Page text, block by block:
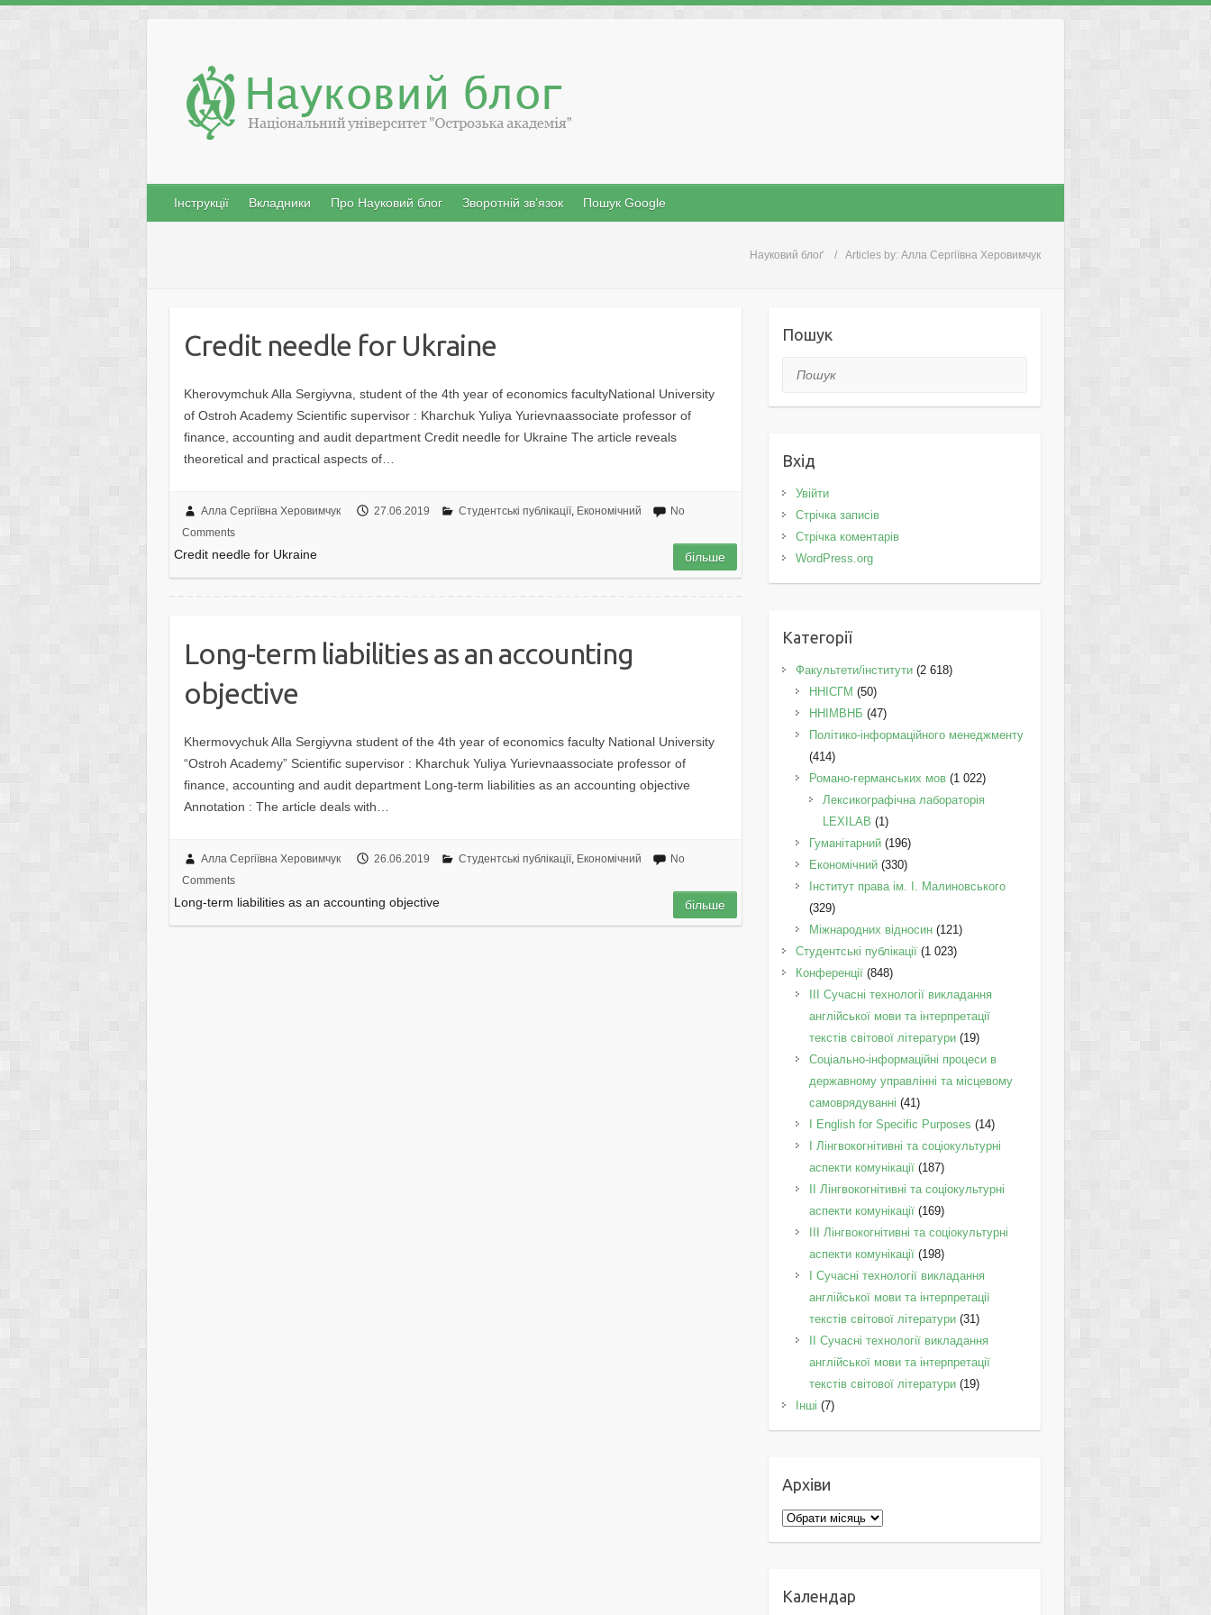
content
Інструкції Вкладники Про Науковий блог Зворотній зв’язок Пошук Google
Науковий блоґ Articles by: Алла Сергіївна Херовимчук
Credit needle for Ukraine
Kherovymchuk Alla Sergiyvna, student of the 4th year of economics facultyNational University
of Ostroh Academy Scientific supervisor : Kharchuk Yuliya Yurievnaassociate professor of
finance, accounting and audit department Credit needle for Ukraine The article reveals
theoretical and practical aspects of…
Алла Сергіївна Херовимчук 27.06.2019 Студентські публікації, Економічний
No
Comments
Credit needle for Ukraine більше
Long-term liabilities as an accounting
objective
Khermovychuk Alla Sergiyvna student of the 4th year of economics faculty National University
“Ostroh Academy” Scientific supervisor : Kharchuk Yuliya Yurievnaassociate professor of
finance, accounting and audit department Long-term liabilities as an accounting objective
Annotation : The article deals with…
Алла Сергіївна Херовимчук 26.06.2019 Студентські публікації, Економічний
No
Comments
Long-term liabilities as an accounting objective більше
Пошук
Пошук
Вхід
Увійти
Стрічка записів
Стрічка коментарів
WordPress.org
Категорії
Факультети/інститути(2 618)
ННІСГМ (50)
ННІМВНБ (47)
Політико-інформаційного менеджменту
(414)
Романо-германських мов(1 022)
Лексикографічна лабораторія
LEXILAB (1)
Гуманітарний(196)
Економічний(330)
Інститут права ім. І. Малиновського
(329)
Міжнародних відносин(121)
Студентські публікації(1 023)
Конференції(848)
III Сучасні технології викладання
англійської мови та інтерпретації
текстів світової літератури(19)
Соціально-інформаційні процеси в
державному управлінні та місцевому
самоврядуванні (41)
І English for Specific Purposes (14)
I Лінгвокогнітивні та соціокультурні
аспекти комунікації(187)
IІ Лінгвокогнітивні та соціокультурні
аспекти комунікації(169)
IІI Лінгвокогнітивні та соціокультурні
аспекти комунікації(198)
I Cучасні технології викладання
англійської мови та інтерпретації
текстів світової літератури(31)
II Cучасні технології викладання
англійської мови та інтерпретації
текстів світової літератури(19)
Інші (7)
Архіви
Архіви
Календар